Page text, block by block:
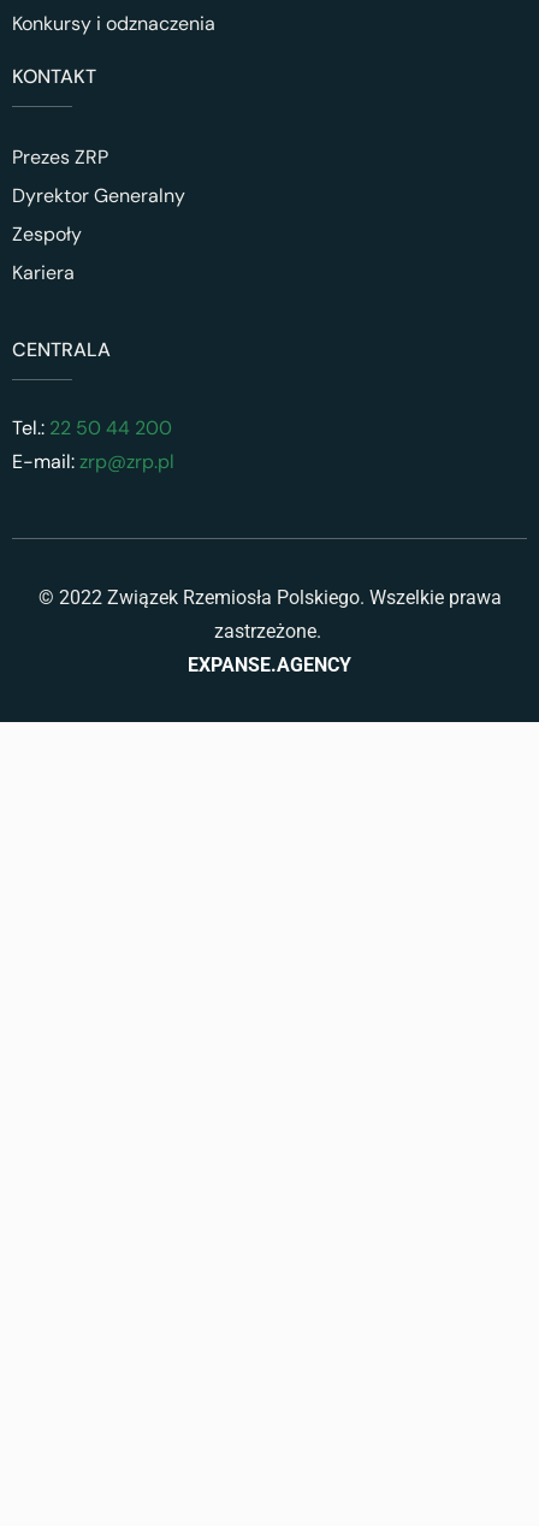
Konkursy i odznaczenia
KONTAKT
Prezes ZRP
Dyrektor Generalny
Zespoły
Kariera
CENTRALA
Tel.: 22 50 44 200
E-mail:zrp@zrp.pl
© 2022 Związek Rzemiosła Polskiego. Wszelkie prawa
zastrzeżone.
EXPANSE.AGENCY